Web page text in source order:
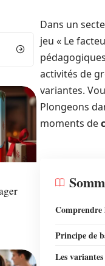
Dans un
jeu « Le
activités de
variantes.
Plongeons
moments de
Principe de
Les